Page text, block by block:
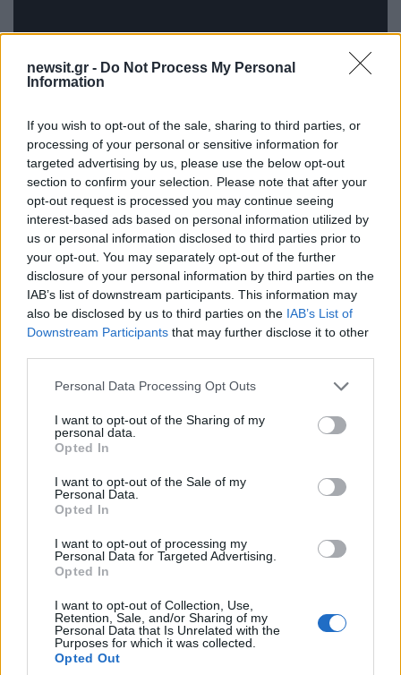
newsit.gr - Do Not Process My Personal
Information
If you wish to opt-out of the sale, sharing to third parties, or
processing of your personal or sensitive information for
targeted advertising by us, please use the below opt-out
section to confirm your selection. Please note that after your
opt-out request is processed you may continue seeing
interest-based ads based on personal information utilized by
us or personal information disclosed to third parties prior to
your opt-out. You may separately opt-out of the further
disclosure of your personal information by third parties on the
IAB’s list of downstream participants. This information may
also be disclosed by us to third parties on the IAB’s List of
Downstream Participants that may further disclose it to other
Please note that this website/app uses one or more Google
not limited to your visit or usage behaviour. You may click to
grant or deny consent to Google and its third-party tags to
use your data for below specified purposes in below Google
consent section.
Personal Data Processing Opt Outs
I want to opt-out of the Sharing of my
personal data.
Opted In
I want to opt-out of the Sale of my
Personal Data.
Opted In
I want to opt-out of processing my
Personal Data for Targeted Advertising.
Opted In
I want to opt-out of Collection, Use,
Retention, Sale, and/or Sharing of my
Personal Data that Is Unrelated with the
Purposes for which it was collected.
Opted Out
Η συγκίνηση και η δεύτερη
ευκαιρία
Κάποια στιγμή κατά τη διάρκεια της συνέντευξης
η 42χρονη «λύγισε» και είπε με έντονο τον τόνο
της συγκίνησης στη φωνή της.
είναι ωραίο να καταφέρνεις να εκπληρώνεις τα
όνειρά σου. Είναι ωραίο να έχεις μια δεύτερη
ευκαιρία. Η ζωή και ο καλός Θεούλης μου